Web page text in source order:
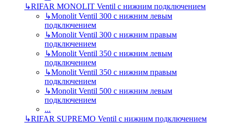
↳RIFAR MONOLIT Ventil с нижним подключением
↳Monolit Ventil 300 с нижним левым
подключением
↳Monolit Ventil 300 с нижним правым
подключением
↳Monolit Ventil 350 с нижним левым
подключением
↳Monolit Ventil 350 с нижним правым
подключением
↳Monolit Ventil 500 с нижним левым
подключением
...
↳RIFAR SUPREMO Ventil с нижним подключением